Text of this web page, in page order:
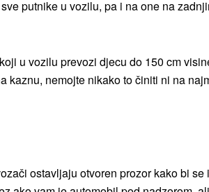
putnike u vozilu, pa i na one na
u vozilu prevozi djecu do 150 cm
kaznu, nemojte nikako to činiti ni na
ostavljaju otvoren prozor kako bi se